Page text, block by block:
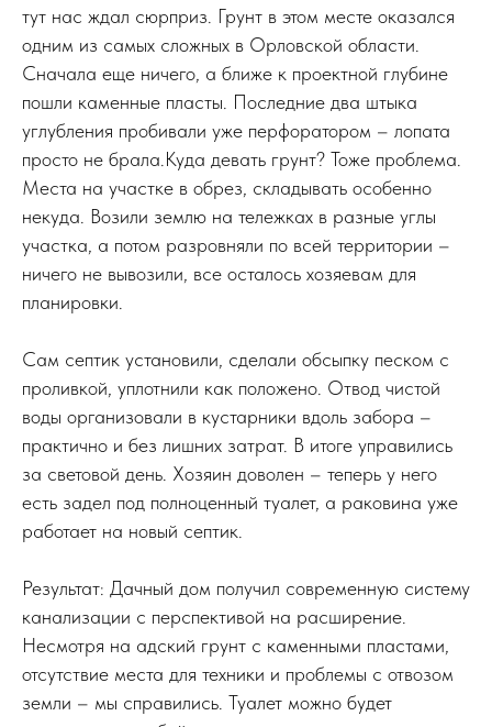
тут нас ждал сюрприз. Грунт в этом месте оказался
одним из самых сложных в Орловской области.
Сначала еще ничего, а ближе к проектной глубине
пошли каменные пласты. Последние два штыка
углубления пробивали уже перфоратором – лопата
просто не брала.Куда девать грунт? Тоже проблема.
Места на участке в обрез, складывать особенно
некуда. Возили землю на тележках в разные углы
участка, а потом разровняли по всей территории –
ничего не вывозили, все осталось хозяевам для
планировки.
Сам септик установили, сделали обсыпку песком с
проливкой, уплотнили как положено. Отвод чистой
воды организовали в кустарники вдоль забора –
практично и без лишних затрат. В итоге управились
за световой день. Хозяин доволен – теперь у него
есть задел под полноценный туалет, а раковина уже
работает на новый септик.
Результат: Дачный дом получил современную систему
канализации с перспективой на расширение.
Несмотря на адский грунт с каменными пластами,
отсутствие места для техники и проблемы с отвозом
земли – мы справились. Туалет можно будет